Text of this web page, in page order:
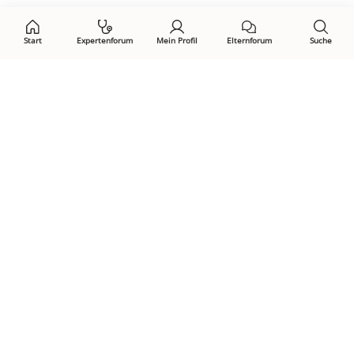
Start Expertenforum Mein Profil Elternforum Suche